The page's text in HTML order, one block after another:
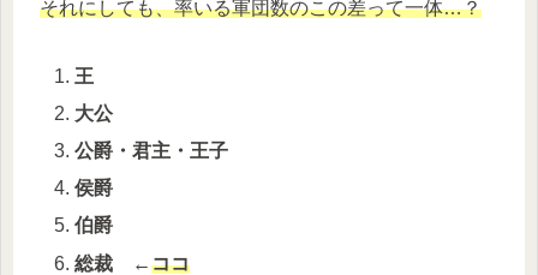
それにしても、率いる軍団数のこの差って一体…？
王
大公
公爵・君主・王子
侯爵
伯爵
総裁 ←ココ